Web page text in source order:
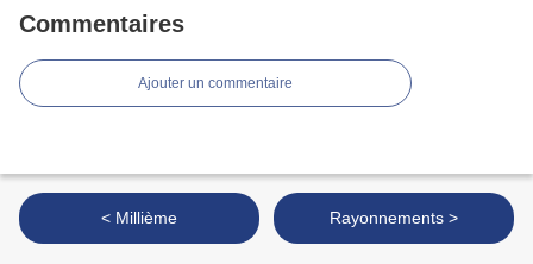
Commentaires
Ajouter un commentaire
< Millième Rayonnements >